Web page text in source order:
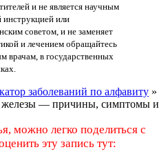
и не является научным
инструкцией или
советом, и не заменяет
и лечением обращайтесь
врачам, в государственных
заболеваний по алфавиту »
железы — причины, симптомы и
можно легко поделиться с
эту запись тут: